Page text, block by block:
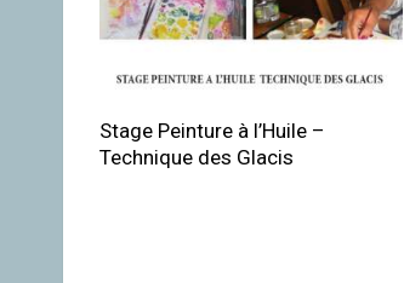
Stage Peinture à l’Huile –
Technique des Glacis